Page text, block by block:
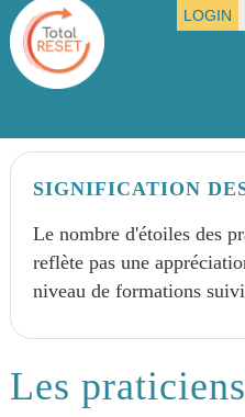
LOGIN
SIGNIFICATION
Le nombre d'étoiles des
reflète pas une
niveau de formations
Les praticiens